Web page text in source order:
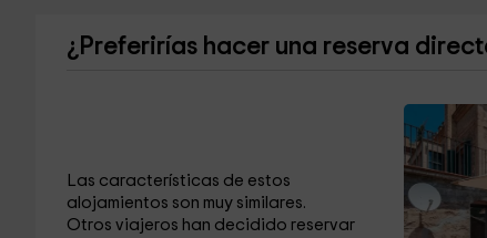
¿Preferirías hacer una reserva
Las características de estos
alojamientos son muy similares.
Otros viajeros han decidido reservar